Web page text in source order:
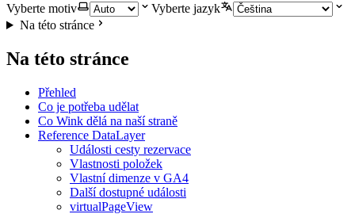
Vyberte motiv
Vyberte jazyk
Na této stránce
Na této stránce
Přehled
Co je potřeba udělat
Co Wink dělá na naší straně
Reference DataLayer
Události cesty rezervace
Vlastnosti položek
Vlastní dimenze v GA4
Další dostupné události
virtualPageView